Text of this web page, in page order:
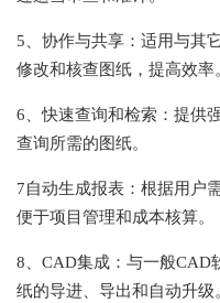
5、协作与共享：适用与其
修改和核查图纸，提高效率
6、快速查询和检索：提供
查询所需的图纸。
7自动生成报表：根据用户
便于项目管理和成本核算。
8、CAD集成：与一般CAD
纸的导进、导出和自动升级